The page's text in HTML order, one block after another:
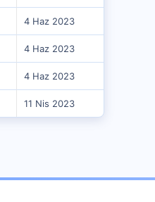
4 Haz 2023
4 Haz 2023
4 Haz 2023
11 Nis 2023